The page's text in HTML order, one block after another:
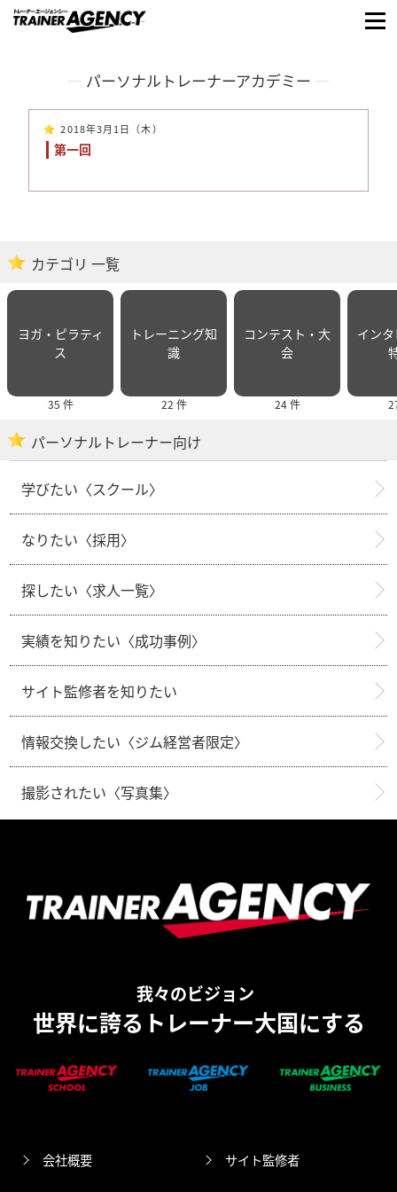
パーソナルトレーナーアカデミー
2018年3月1日（木）
第一回
カテゴリ 一覧
ヨガ・ピラティ
ス
35 件
トレーニング知
識
22 件
コンテスト・大
会
24 件
イン
パーソナルトレーナー向け
学びたい〈スクール〉
なりたい〈採用〉
探したい〈求人一覧〉
実績を知りたい〈成功事例〉
サイト監修者を知りたい
情報交換したい〈ジム経営者限定〉
撮影されたい〈写真集〉
我々のビジョン
世界に誇るトレーナー大国にする
会社概要 サイト監修者